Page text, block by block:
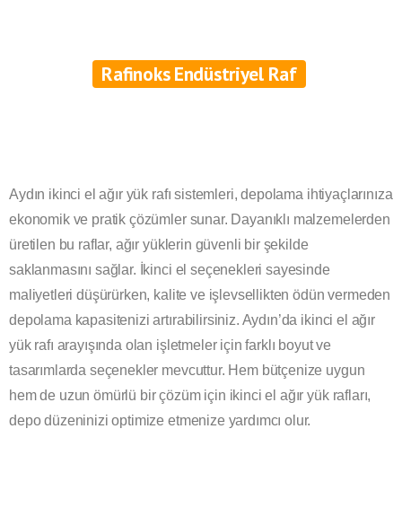
Rafinoks Endüstriyel Raf
Aydın ikinci el ağır yük rafı sistemleri, depolama ihtiyaçlarınıza
ekonomik ve pratik çözümler sunar. Dayanıklı malzemelerden
üretilen bu raflar, ağır yüklerin güvenli bir şekilde
saklanmasını sağlar. İkinci el seçenekleri sayesinde
maliyetleri düşürürken, kalite ve işlevsellikten ödün vermeden
depolama kapasitenizi artırabilirsiniz. Aydın’da ikinci el ağır
yük rafı arayışında olan işletmeler için farklı boyut ve
tasarımlarda seçenekler mevcuttur. Hem bütçenize uygun
hem de uzun ömürlü bir çözüm için ikinci el ağır yük rafları,
depo düzeninizi optimize etmenize yardımcı olur.